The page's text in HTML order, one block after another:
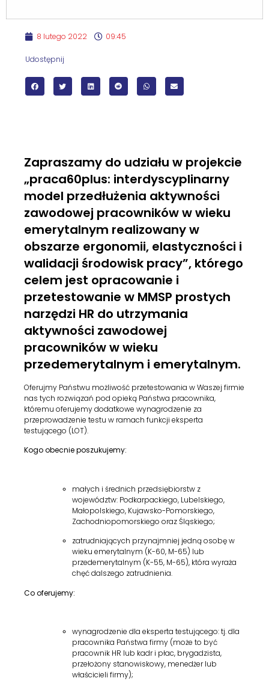
8 lutego 2022 09:45
Udostępnij
Zapraszamy do udziału w projekcie
„praca60plus: inter­dyscy­pli­narny
model przedłuże­nia akty­wności
zawodowej pra­cown­ików w wieku
emery­tal­nym real­i­zowany w
obszarze ergonomii, elasty­czności i
wal­i­dacji środowisk pracy”, którego
celem jest opracowanie i
przetestowanie w MMSP prostych
narzędzi HR do utrzymania
aktywności zawodowej
pracowników w wieku
przedemerytalnym i emerytalnym.
Oferujmy Państwu możliwość przetestowania w Waszej firmie
nas tych rozwiązań pod opieką Państwa pracownika,
któremu oferujemy dodatkowe wynagrodzenie za
przeprowadzenie testu w ramach funkcji eksperta
testującego (LOT).
Kogo obecnie poszukujemy:
małych i średnich przedsiębiorstw z
województw: Podkarpackiego, Lubelskiego,
Małopolskiego, Kujawsko-Pomorskiego,
Zachodniopomorskiego oraz Śląskiego;
zatrudniających przynajmniej jedną osobę w
wieku emerytalnym (K-60, M-65) lub
przedemerytalnym (K-55, M-65), która wyraża
chęć dalszego zatrudnienia.
Co oferujemy:
wynagrodzenie dla eksperta testującego: tj. dla
pracownika Państwa firmy (może to być
pracownik HR lub kadr i płac, brygadzista,
przełożony stanowiskowy, menedżer lub
właścicieli firmy);